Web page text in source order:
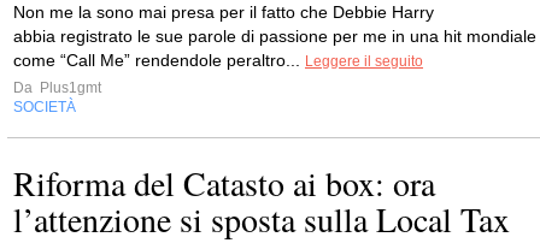
Non me la sono mai presa per il fatto che Debbie Harry
abbia registrato le sue parole di passione per me in una hit mondiale
come “Call Me” rendendole peraltro...
Leggere il seguito
Da Plus1gmt
SOCIETÀ
Riforma del Catasto ai box: ora
l’attenzione si sposta sulla Local Tax